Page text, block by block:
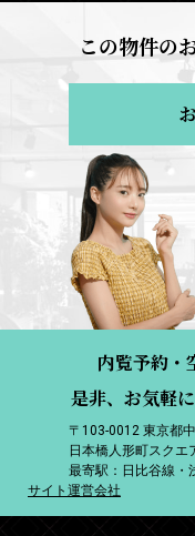
この物件の
内覧予約・
是非、お気軽
〒103-0012 東京都
日本橋人形町スクエ
最寄駅：日比谷線・
サイト運営会社